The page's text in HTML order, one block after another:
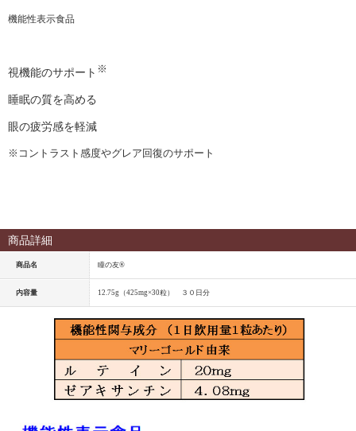
機能性表示食品
視機能のサポート ※
睡眠の質を高める
眼の疲労感を軽減
※コントラスト感度やグレア回復のサポート
商品詳細
商品名 瞳の友®
内容量 12.75g（425mg×30粒） ３０日分